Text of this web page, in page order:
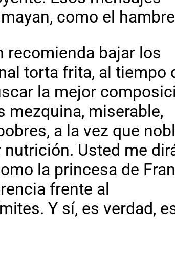
como el
recomienda bajar los
torta frita, al tiempo
la mejor
mezquina, miserable,
a la vez que
Usted me
la princesa de
frente al
Y sí, es verdad,